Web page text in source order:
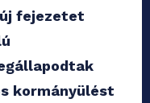
új fejezetet
kormányülést